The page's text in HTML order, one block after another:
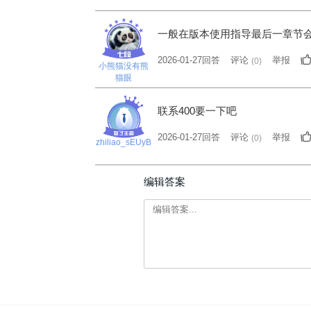
小熊猫没有熊
猫眼
一般在版本使用指导最后一章节
2026-01-27回答 评论 (0) 举报
zhiliao_sEUyB
联系400要一下吧
2026-01-27回答 评论 (0) 举报
编辑答案